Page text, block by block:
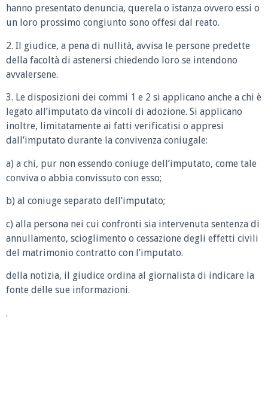
hanno presentato denuncia, querela o istanza ovvero essi o
un loro prossimo congiunto sono offesi dal reato.
2. Il giudice, a pena di nullità, avvisa le persone predette
della facoltà di astenersi chiedendo loro se intendono
avvalersene.
3. Le disposizioni dei commi 1 e 2 si applicano anche a chi è
legato all’imputato da vincoli di adozione. Si applicano
inoltre, limitatamente ai fatti verificatisi o appresi
dall’imputato durante la convivenza coniugale:
a) a chi, pur non essendo coniuge dell’imputato, come tale
conviva o abbia convissuto con esso;
b) al coniuge separato dell’imputato;
c) alla persona nei cui confronti sia intervenuta sentenza di
annullamento, scioglimento o cessazione degli effetti civili
del matrimonio contratto con l’imputato.
della notizia, il giudice ordina al giornalista di indicare la
fonte delle sue informazioni.
.